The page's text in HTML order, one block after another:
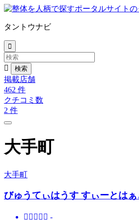
タントウナビ


掲載店舗
462 件
クチコミ数
2 件
大手町
大手町
びゅうてぃはうす すぃーとはぁ
     -